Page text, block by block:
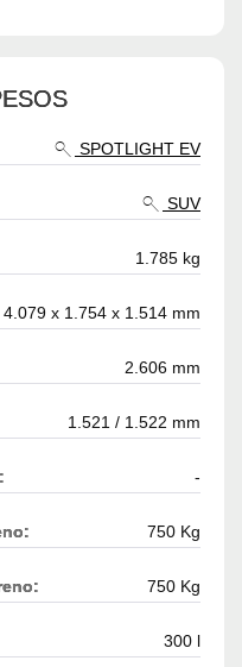
SPOTLIGHT EV
SUV
1.785 kg
4.079 x 1.754 x 1.514 mm
2.606 mm
1.521 / 1.522 mm
-
750 Kg
750 Kg
300 l